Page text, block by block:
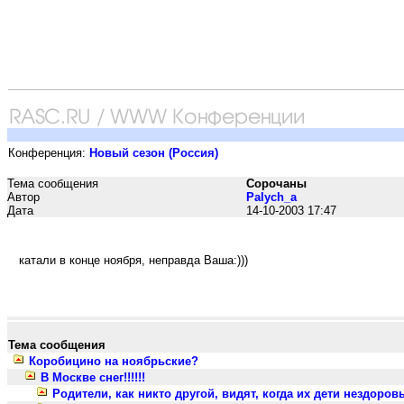
Конференция: Новый сезон (Россия)
Тема сообщения
Сорочаны
Автор
Palych_a
Дата
14-10-2003 17:47
катали в конце ноября, неправда Ваша:)))
Тема сообщения
Коробицино на ноябрьские?
В Москве снег!!!!!!
Родители, как никто другой, видят, когда их дети